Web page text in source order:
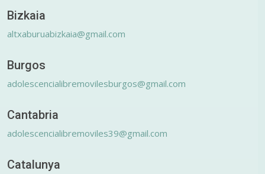
Bizkaia
altxaburuabizkaia@gmail.com
Burgos
adolescencialibremovilesburgos@gmail.com
Cantabria
adolescencialibremoviles39@gmail.com
Catalunya